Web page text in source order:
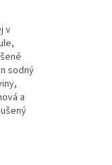
v
sodný
a